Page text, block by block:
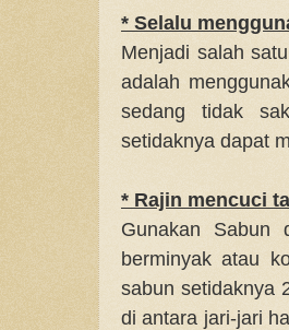
* Selalu
Menjadi salah
adalah
sedang tidak
setidaknya dapat
* Rajin mencuci
Gunakan Sabun
berminyak atau
sabun setidaknya
di antara jari-jari